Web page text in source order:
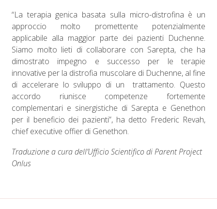
“La terapia genica basata sulla micro-distrofina è un
approccio molto promettente potenzialmente
applicabile alla maggior parte dei pazienti Duchenne.
Siamo molto lieti di collaborare con Sarepta, che ha
dimostrato impegno e successo per le terapie
innovative per la distrofia muscolare di Duchenne, al fine
di accelerare lo sviluppo di un trattamento. Questo
accordo riunisce competenze fortemente
complementari e sinergistiche di Sarepta e Genethon
per il beneficio dei pazienti”, ha detto Frederic Revah,
chief executive offier di Genethon.
Traduzione a cura dell’Ufficio Scientifico di Parent Project
Onlus